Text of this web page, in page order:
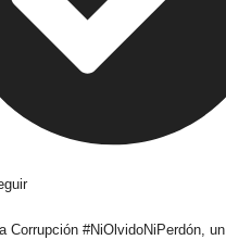
Corrupción #NiOlvidoNiPerdón, un